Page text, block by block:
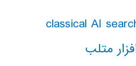
متلب